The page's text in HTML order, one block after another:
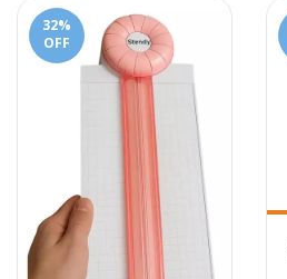
32%
OFF